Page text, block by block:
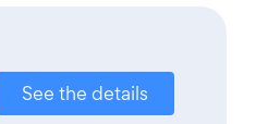
See the details